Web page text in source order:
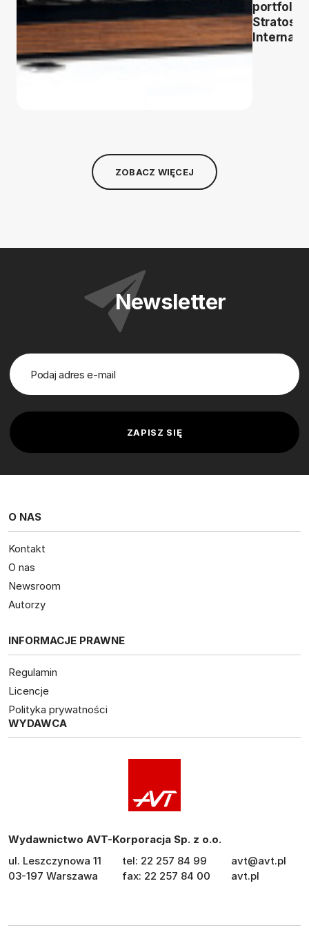
portfolio
Stratos
ZOBACZ WIĘCEJ
Newsletter
O NAS
Kontakt
O nas
Newsroom
Autorzy
INFORMACJE PRAWNE
Regulamin
Licencje
Polityka prywatności
WYDAWCA
Wydawnictwo AVT-Korporacja Sp. z o.o.
ul. Leszczynowa 11
03-197 Warszawa
tel: 22 257 84 99
fax: 22 257 84 00
avt@avt.pl
avt.pl